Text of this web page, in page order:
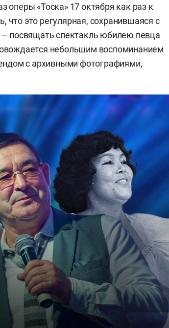
оперы «Тоска» 17 октября как раз к
что это регулярная, сохранившаяся с
посвящать спектакль юбилею певца
небольшим воспоминанием
с архивными фотографиями,